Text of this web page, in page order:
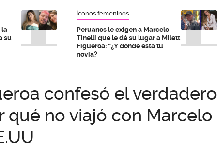
la
su
Íconos femeninos
Peruanos le exigen a Marcelo
Tinelli que le dé su lugar a Milett
Figueroa: “¿Y dónde está tu
novia?
confesó el verdadero
qué no viajó con Marcelo